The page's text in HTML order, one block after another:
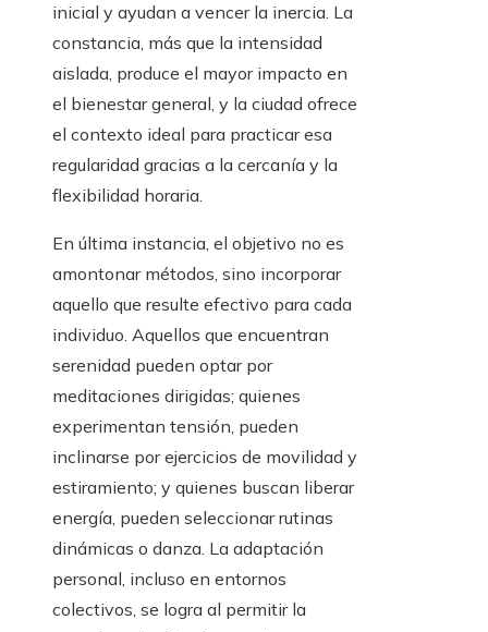
inicial y ayudan a vencer la inercia. La
constancia, más que la intensidad
aislada, produce el mayor impacto en
el bienestar general, y la ciudad ofrece
el contexto ideal para practicar esa
regularidad gracias a la cercanía y la
flexibilidad horaria.
En última instancia, el objetivo no es
amontonar métodos, sino incorporar
aquello que resulte efectivo para cada
individuo. Aquellos que encuentran
serenidad pueden optar por
meditaciones dirigidas; quienes
experimentan tensión, pueden
inclinarse por ejercicios de movilidad y
estiramiento; y quienes buscan liberar
energía, pueden seleccionar rutinas
dinámicas o danza. La adaptación
personal, incluso en entornos
colectivos, se logra al permitir la